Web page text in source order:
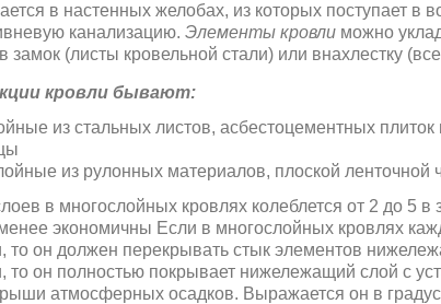
в настенных желобах, из которых поступает
канализацию. Элементы кровли можно
замок (листы кровельной стали) или внахлестку
кровли бывают:
из стальных листов, асбестоцементных
из рулонных материалов, плоской ленточной
в многослойных кровлях колеблется от 2 до 5
экономичны Если в многослойных кровлях
то он должен перекрывать стык элементов
то он полностью покрывает нижележащий слой с
атмосферныx осадков. Выражается он в